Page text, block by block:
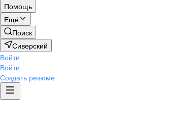
Помощь
Ещё
Поиск
Сиверский
Войти
Войти
Создать резюме